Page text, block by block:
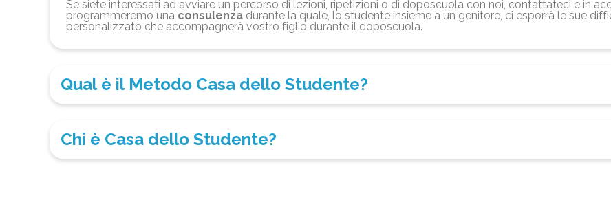
Se siete interessati ad avviare un percorso di lezioni, ripetizioni o di doposcuola con noi, contattateci e in
programmeremo una consulenza durante la quale, lo studente insieme a un genitore, ci esporrà le sue
personalizzato che accompagnerà vostro figlio durante il doposcuola.
Qual è il Metodo Casa dello Studente?
Chi è Casa dello Studente?